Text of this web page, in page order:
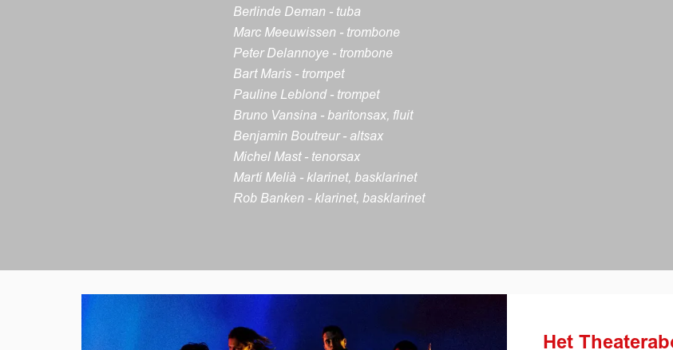
Berlinde Deman - tuba
Marc Meeuwissen - trombone
Peter Delannoye - trombone
Bart Maris - trompet
Pauline Leblond - trompet
Bruno Vansina - baritonsax, fluit
Benjamin Boutreur - altsax
Michel Mast - tenorsax
Martí Melià - klarinet, basklarinet
Rob Banken - klarinet, basklarinet
Het